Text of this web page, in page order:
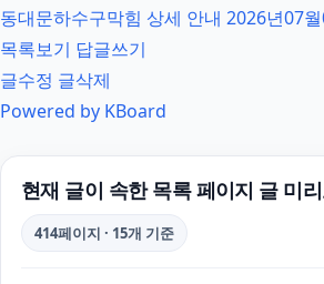
수
구미
동대문하수구막힘 상세 안내 2026년07
목록보기 답글쓰기
글수정 글삭제
Powered by KBoard
현재 글이 속한 목록 페이지 글 미
414페이지 · 15개 기준